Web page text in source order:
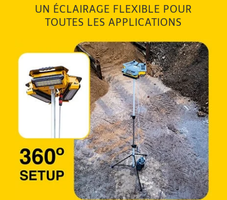
UN ÉCLAIRAGE FLEXIBLE POUR
TOUTES LES APPLICATIONS